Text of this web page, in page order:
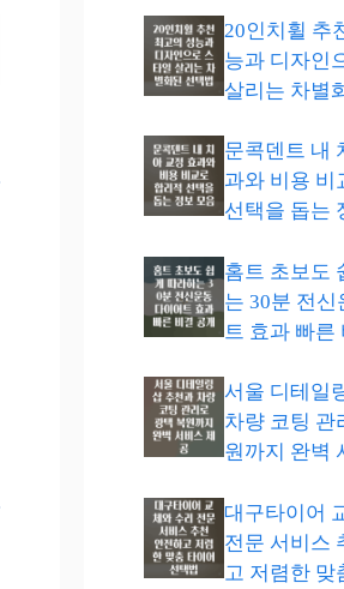
20인치휠 추
능과 디자인
살리는 차별
문콕덴트 내
과와 비용 비
선택을 돕는
홈트 초보도
는 30분 전신
트 효과 빠른
서울 디테일
차량 코팅 관
원까지 완벽
대구타이어
전문 서비스
고 저렴한 맞